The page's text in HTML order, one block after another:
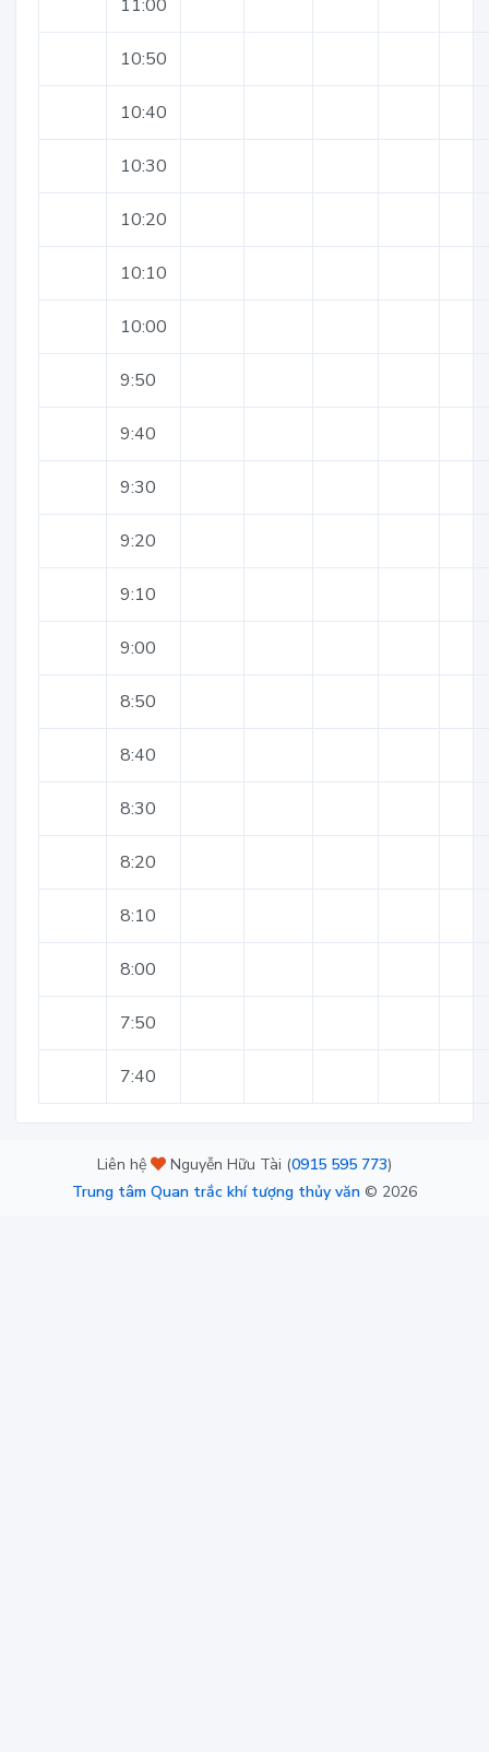
11:00
10:50
10:40
10:30
10:20
10:10
10:00
9:50
9:40
9:30
9:20
9:10
9:00
8:50
8:40
8:30
8:20
8:10
8:00
7:50
7:40
Liên hệ Nguyễn Hữu Tài (0915 595 773)
Trung tâm Quan trắc khí tượng thủy văn © 2026